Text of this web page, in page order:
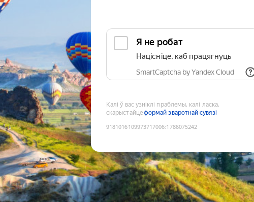
Я не робат
Націсніце, каб працягнуць
SmartCaptcha by Yandex Cloud
Калі ў вас узніклі праблемы, калі ласка,
скарыстайцеформай зваротнай сувязі
9181016109973717006:1786075242